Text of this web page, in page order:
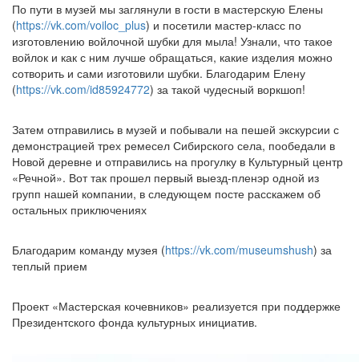
По пути в музей мы заглянули в гости в мастерскую Елены
(https://vk.com/voiloc_plus) и посетили мастер-класс по
изготовлению войлочной шубки для мыла! Узнали, что такое
войлок и как с ним лучше обращаться, какие изделия можно
сотворить и сами изготовили шубки. Благодарим Елену
(https://vk.com/id85924772) за такой чудесный воркшоп!
Затем отправились в музей и побывали на пешей экскурсии с
демонстрацией трех ремесел Сибирского села, пообедали в
Новой деревне и отправились на прогулку в Культурный центр
«Речной». Вот так прошел первый выезд-пленэр одной из
групп нашей компании, в следующем посте расскажем об
остальных приключениях
Благодарим команду музея (https://vk.com/museumshush) за
теплый прием
Проект «Мастерская кочевников» реализуется при поддержке
Президентского фонда культурных инициатив.